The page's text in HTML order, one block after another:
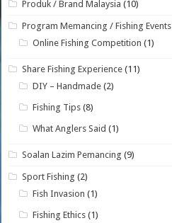
Produk / Brand Malaysia (10)
Program Memancing / Fishing Events
Online Fishing Competition (1)
Share Fishing Experience (11)
DIY – Handmade (2)
Fishing Tips (8)
What Anglers Said (1)
Soalan Lazim Pemancing (9)
Sport Fishing (2)
Fish Invasion (1)
Fishing Ethics (1)